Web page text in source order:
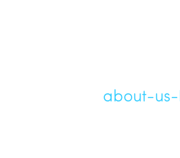
about-us-